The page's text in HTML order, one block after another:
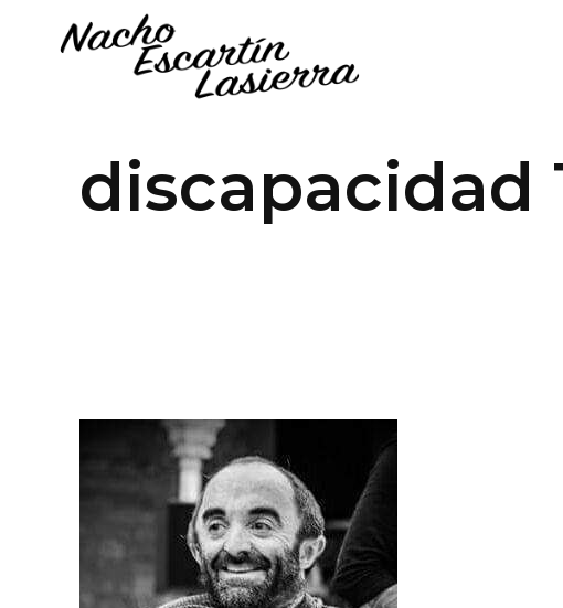
discapacidad